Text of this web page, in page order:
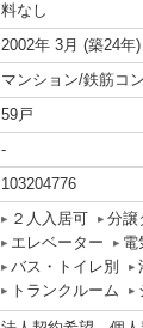
料なし
2002年 3月 (築24年)
マンション/鉄筋コ
59戸
-
103204776
２人入居可 分譲
エレベーター
電
バス・トイレ別
トランクルーム